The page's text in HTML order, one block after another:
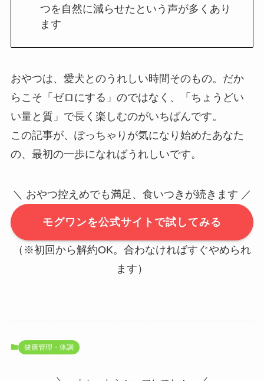
つを自然に減らせたという声が多くあり
ます
おやつは、愛犬とのうれしい時間そのもの。だか
らこそ「ゼロにする」のではなく、「ちょうどい
い量と質」で長く楽しむのがいちばんです。
この記事が、ぽっちゃりが気になり始めたあなた
の、最初の一歩になればうれしいです。
＼ おやつ控えめでも満足、食いつきが続きます ／
モグワンを公式サイトで試してみる
（※初回から解約OK。合わなければすぐやめられ
ます）
健康管理・体調